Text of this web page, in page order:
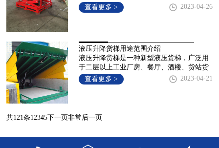
运行噪音小等优点。然而，液压升降货梯的
运行速度对于实际
查看更多 > 2023-04-26
液压升降货梯用途范围介绍
液压升降货梯是一种新型液压货梯，广泛用
于二层以上工业厂房、餐厅、酒楼、货站货
物运输，由于非常低高度仅150-300mm，实
用于不能开挖地坑的
查看更多 > 2023-04-21
共121条1 2345下一页非常后一页